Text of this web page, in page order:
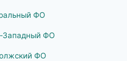
ФО
Западный ФО
ФО